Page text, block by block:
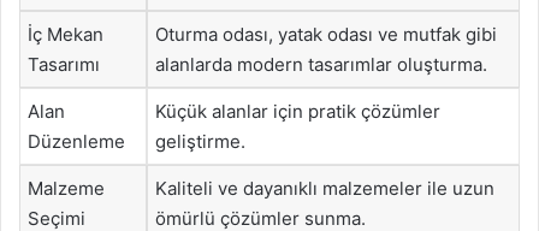
İç Mekan
Tasarımı
Oturma odası, yatak odası ve mutfak gibi
alanlarda modern tasarımlar oluşturma.
Alan
Düzenleme
Küçük alanlar için pratik çözümler
geliştirme.
Malzeme
Seçimi
Kaliteli ve dayanıklı malzemeler ile uzun
ömürlü çözümler sunma.